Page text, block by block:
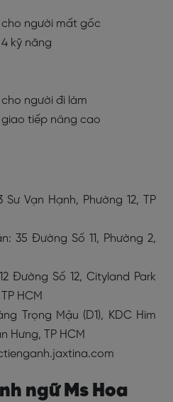
cho người mất gốc
kỹ năng
người đi làm
giao tiếp nâng cao
Sư Vạn Hạnh, Phường 12, TP
35 Đường Số 11, Phường 2,
Đường Số 12, Cityland Park
HCM
Trọng Mậu (D1), KDC Him
Hưng, TP HCM
ngữ Ms Hoa